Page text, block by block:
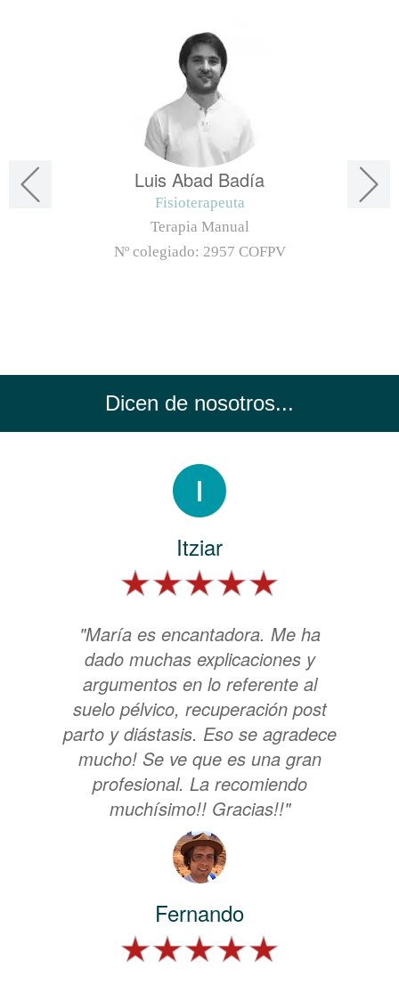
Luis Abad Badía
Fisioterapeuta
Terapia Manual
Nº colegiado: 2957 COFPV
Dicen de nosotros...
Itziar
"María es encantadora. Me ha
dado muchas explicaciones y
argumentos en lo referente al
suelo pélvico, recuperación post
parto y diástasis. Eso se agradece
mucho! Se ve que es una gran
profesional. La recomiendo
muchísimo!! Gracias!!"
Fernando